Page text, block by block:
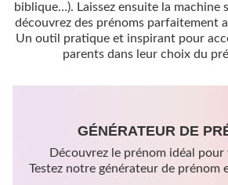
biblique…). Laissez ensuite la machine
découvrez des prénoms parfaitement
Un outil pratique et inspirant pour
parents dans leur choix du
GÉNÉRATEUR DE
Découvrez le prénom idéal
Testez notre générateur de prénom